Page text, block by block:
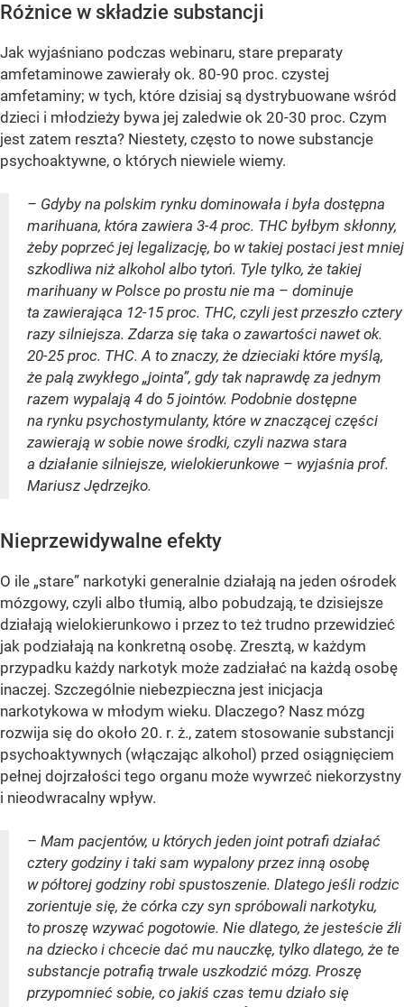
Różnice w składzie substancji
Jak wyjaśniano podczas webinaru, stare preparaty
amfetaminowe zawierały ok. 80-90 proc. czystej
amfetaminy; w tych, które dzisiaj są dystrybuowane wśród
dzieci i młodzieży bywa jej zaledwie ok 20-30 proc. Czym
jest zatem reszta? Niestety, często to nowe substancje
psychoaktywne, o których niewiele wiemy.
– Gdyby na polskim rynku dominowała i była dostępna
marihuana, która zawiera 3-4 proc. THC byłbym skłonny,
żeby poprzeć jej legalizację, bo w takiej postaci jest mniej
szkodliwa niż alkohol albo tytoń. Tyle tylko, że takiej
marihuany w Polsce po prostu nie ma – dominuje
ta zawierająca 12-15 proc. THC, czyli jest przeszło cztery
razy silniejsza. Zdarza się taka o zawartości nawet ok.
20-25 proc. THC. A to znaczy, że dzieciaki które myślą,
że palą zwykłego „jointa”, gdy tak naprawdę za jednym
razem wypalają 4 do 5 jointów. Podobnie dostępne
na rynku psychostymulanty, które w znaczącej części
zawierają w sobie nowe środki, czyli nazwa stara
a działanie silniejsze, wielokierunkowe – wyjaśnia prof.
Mariusz Jędrzejko.
Nieprzewidywalne efekty
O ile „stare” narkotyki generalnie działają na jeden ośrodek
mózgowy, czyli albo tłumią, albo pobudzają, te dzisiejsze
działają wielokierunkowo i przez to też trudno przewidzieć
jak podziałają na konkretną osobę. Zresztą, w każdym
przypadku każdy narkotyk może zadziałać na każdą osobę
inaczej. Szczególnie niebezpieczna jest inicjacja
narkotykowa w młodym wieku. Dlaczego? Nasz mózg
rozwija się do około 20. r. ż., zatem stosowanie substancji
psychoaktywnych (włączając alkohol) przed osiągnięciem
pełnej dojrzałości tego organu może wywrzeć niekorzystny
i nieodwracalny wpływ.
– Mam pacjentów, u których jeden joint potrafi działać
cztery godziny i taki sam wypalony przez inną osobę
w półtorej godziny robi spustoszenie. Dlatego jeśli rodzic
zorientuje się, że córka czy syn spróbowali narkotyku,
to proszę wzywać pogotowie. Nie dlatego, że jesteście źli
na dziecko i chcecie dać mu nauczkę, tylko dlatego, że te
substancje potrafią trwale uszkodzić mózg. Proszę
przypomnieć sobie, co jakiś czas temu działo się